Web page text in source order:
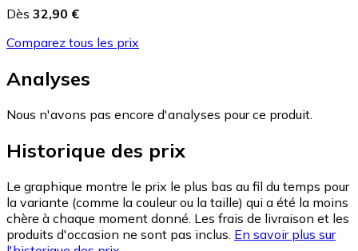
Dès 32,90 €
Comparez tous les prix
Analyses
Nous n'avons pas encore d'analyses pour ce produit.
Historique des prix
Le graphique montre le prix le plus bas au fil du temps pour
la variante (comme la couleur ou la taille) qui a été la moins
chère à chaque moment donné. Les frais de livraison et les
produits d'occasion ne sont pas inclus. En savoir plus sur